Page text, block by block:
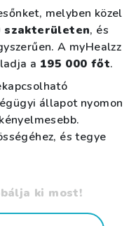
melyben közel
szakterületen, és
A myHealzz
a 195 000 főt.
állapot nyomon
és tegye
ki most!